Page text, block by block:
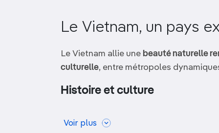
ANTARCTIQUE
TOP VILLES
Le Vietnam, un pays
Le Vietnam allie une beauté naturelle
culturelle, entre métropoles
Histoire et culture
toutes les villes, les quartiers
Voir plus